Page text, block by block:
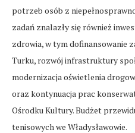
potrzeb osób z
zadań znalazły się również
zdrowia, w tym dofinansowanie
Turku, rozwój infrastruktury
modernizacja oświetlenia
oraz kontynuacja prac
Ośrodku Kultury. Budżet
tenisowych we Władysławowie.